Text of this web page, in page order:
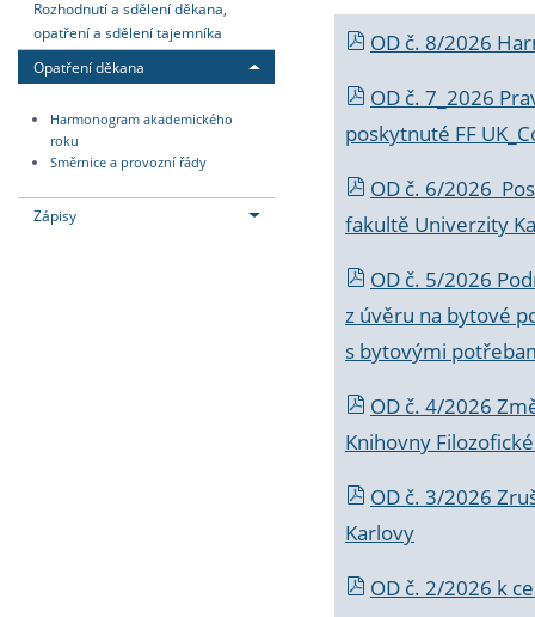
Rozhodnutí a sdělení děkana,
opatření a sdělení tajemníka
Opatření děkana
Harmonogram akademického
roku
Směrnice a provozní řády
Zápisy
OD č. 8/2026
OD č. 7_2026
poskytnuté FF
OD č. 6/2026
fakultě Univerzity
OD č. 5/2026
z úvěru na bytové
s bytovými
OD č. 4/2026
Knihovny
OD č. 3/2026
Karlovy
OD č. 2/2026 k